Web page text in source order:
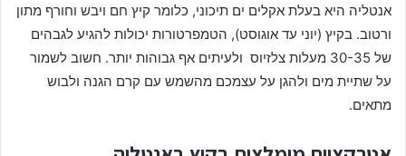
אנטליה היא בעלת אקלים ים תיכוני, כלומר קיץ חם ויבש וחורף מתון
ורטוב. בקיץ (יוני עד אוגוסט), הטמפרטורות יכולות להגיע לגבהים
של 30-35 מעלות צלזיוס ולעיתים אף גבוהות יותר. חשוב לשמור
על שתיית מים ולהגן על עצמכם מהשמש עם קרם הגנה ולבוש
מתאים.